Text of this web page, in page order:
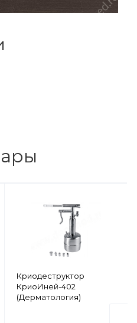
Криодеструктор
КриоИней-402
(Дерматология)